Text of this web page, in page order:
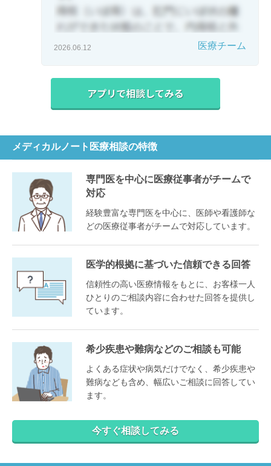
2026.06.12 医療チーム
メディカルノート医療相談の特徴
専門医を中心に医療従事者がチームで
対応
経験豊富な専門医を中心に、医師や看護師な
どの医療従事者がチームで対応しています。
医学的根拠に基づいた信頼できる回答
信頼性の高い医療情報をもとに、お客様一人
ひとりのご相談内容に合わせた回答を提供し
ています。
希少疾患や難病などのご相談も可能
よくある症状や病気だけでなく、希少疾患や
難病なども含め、幅広いご相談に回答してい
ます。
今すぐ相談してみる